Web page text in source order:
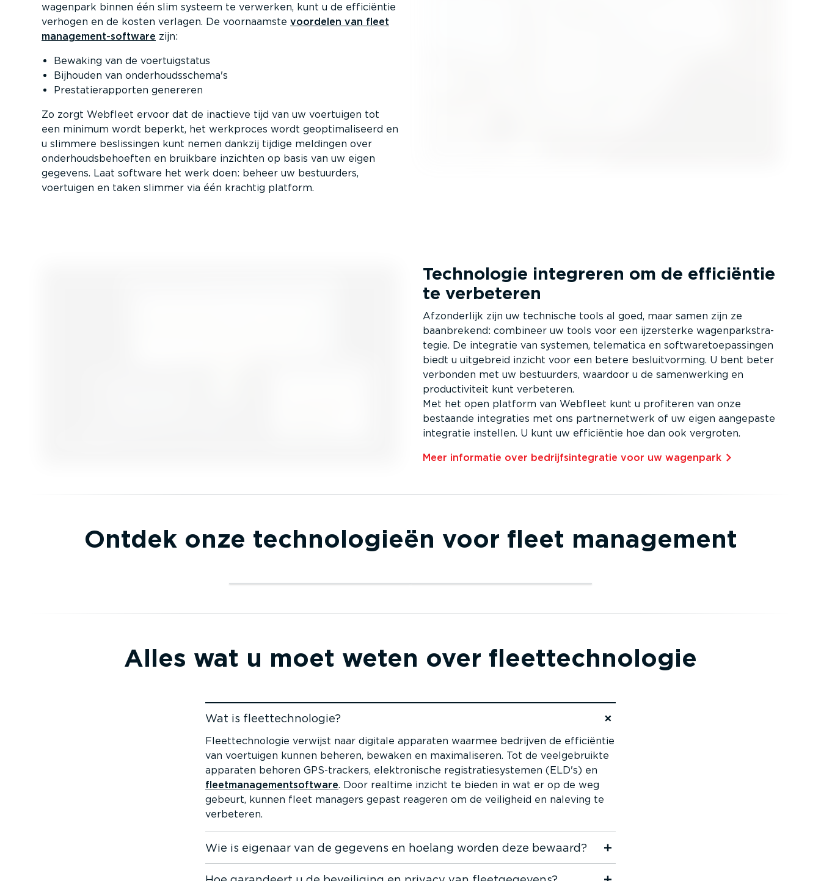
wagenpark binnen één slim systeem te verwerken, kunt u de efficiëntie
verhogen en de kosten verlagen. De voornaamste voordelen van fleet
manage­ment-­software zijn:
Bewaking van de voertuig­status
Bijhouden van onder­houds­schema's
Presta­tie­rap­porten genereren
Zo zorgt Webfleet ervoor dat de inactieve tijd van uw voertuigen tot
een minimum wordt beperkt, het werkproces wordt geopti­ma­li­seerd en
u slimmere beslis­singen kunt nemen dankzij tijdige meldingen over
onder­houds­be­hoeften en bruikbare inzichten op basis van uw eigen
gegevens. Laat software het werk doen: beheer uw bestuurders,
voertuigen en taken slimmer via één krachtig platform.
Technologie integreren om de efficiëntie
te verbeteren
Afzon­derlijk zijn uw technische tools al goed, maar samen zijn ze
baanbrekend: combineer uw tools voor een ijzersterke wagen­parkstra­
tegie. De integratie van systemen, telematica en softwa­re­toe­pas­singen
biedt u uitgebreid inzicht voor een betere besluit­vorming. U bent beter
verbonden met uw bestuurders, waardoor u de samen­werking en
produc­ti­viteit kunt verbeteren.
Met het open platform van Webfleet kunt u profiteren van onze
bestaande integraties met ons partner­netwerk of uw eigen aangepaste
integratie instellen. U kunt uw efficiëntie hoe dan ook vergroten.
Meer informatie over bedrijfs­in­te­gratie voor uw wagenpark⁠
Ontdek onze techno­lo­gieën voor fleet management
Tracking via dashboard­camera
camera
Tracking via mobiele app
Alles wat u moet weten over fleet­tech­no­logie
Wat is fleet­tech­no­logie?
Naar content gaan
Fleet­tech­no­logie verwijst naar digitale apparaten waarmee bedrijven de efficiëntie
van voertuigen kunnen beheren, bewaken en maxima­li­seren. Tot de veelge­bruikte
apparaten behoren GPS-trackers, elektro­nische registra­tie­sys­temen (ELD's) en
fleet­ma­na­ge­ment­software. Door realtime inzicht te bieden in wat er op de weg
gebeurt, kunnen fleet managers gepast reageren om de veiligheid en naleving te
verbeteren.
Wie is eigenaar van de gegevens en hoelang worden deze bewaard?